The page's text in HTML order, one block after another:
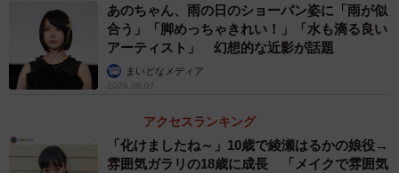
あのちゃん、雨の日のショーパン姿に「雨が似
合う」「脚めっちゃきれい！」「水も滴る良い
アーティスト」 幻想的な近影が話題
まいどなメディア
2026.08.07
アクセスランキング
「化けましたね～」10歳で綾瀬はるかの娘役→
雰囲気ガラリの18歳に成長 「メイクで雰囲気